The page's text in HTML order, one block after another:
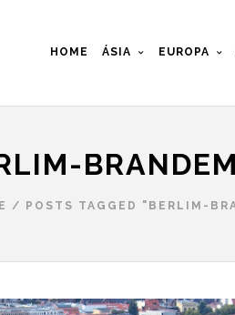
HOME ÁSIA EUROPA
/ POSTS TAGGED "BERLIM-